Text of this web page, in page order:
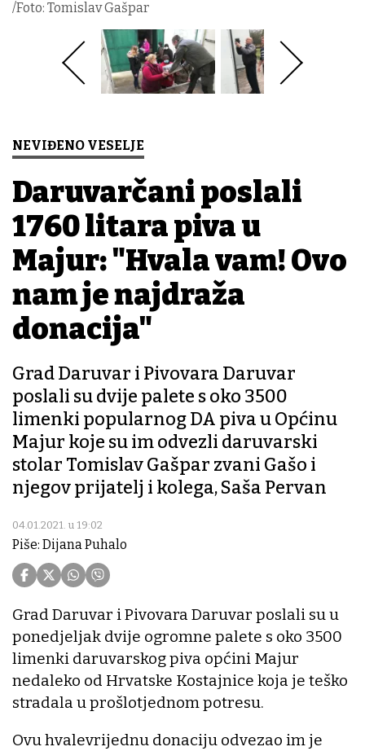
/Foto: Tomislav Gašpar
NEVIĐENO VESELJE
Daruvarčani poslali
1760 litara piva u
Majur: "Hvala vam! Ovo
nam je najdraža
donacija"
Grad Daruvar i Pivovara Daruvar
poslali su dvije palete s oko 3500
limenki popularnog DA piva u Općinu
Majur koje su im odvezli daruvarski
stolar Tomislav Gašpar zvani Gašo i
njegov prijatelj i kolega, Saša Pervan
04.01.2021. u 19:02
Piše: Dijana Puhalo
Grad Daruvar i Pivovara Daruvar poslali su u
ponedjeljak dvije ogromne palete s oko 3500
limenki daruvarskog piva općini Majur
nedaleko od Hrvatske Kostajnice koja je teško
stradala u prošlotjednom potresu.
Ovu hvalevrijednu donaciju odvezao im je